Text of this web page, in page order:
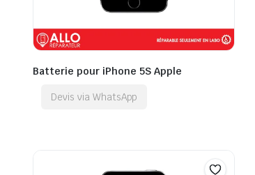
Batterie pour iPhone 5S Apple
Devis via WhatsApp